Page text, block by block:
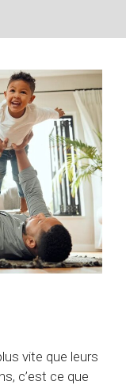
vite que leurs
c’est ce que